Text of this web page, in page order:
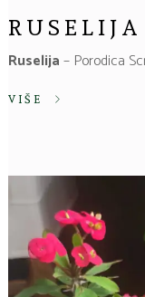
RUSELIJA
Ruselija– Porodica
VIŠE